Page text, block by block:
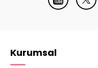
Kurumsal